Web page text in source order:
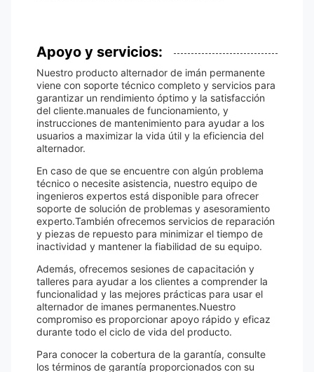
Apoyo y servicios:
Nuestro producto alternador de imán permanente
viene con soporte técnico completo y servicios para
garantizar un rendimiento óptimo y la satisfacción
del cliente.manuales de funcionamiento, y
instrucciones de mantenimiento para ayudar a los
usuarios a maximizar la vida útil y la eficiencia del
alternador.
En caso de que se encuentre con algún problema
técnico o necesite asistencia, nuestro equipo de
ingenieros expertos está disponible para ofrecer
soporte de solución de problemas y asesoramiento
experto.También ofrecemos servicios de reparación
y piezas de repuesto para minimizar el tiempo de
inactividad y mantener la fiabilidad de su equipo.
Además, ofrecemos sesiones de capacitación y
talleres para ayudar a los clientes a comprender la
funcionalidad y las mejores prácticas para usar el
alternador de imanes permanentes.Nuestro
compromiso es proporcionar apoyo rápido y eficaz
durante todo el ciclo de vida del producto.
Para conocer la cobertura de la garantía, consulte
los términos de garantía proporcionados con su